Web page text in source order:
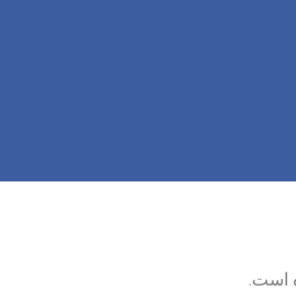
است.